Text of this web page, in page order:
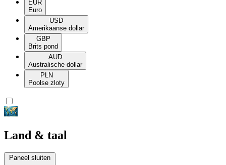
EUR
Euro
USD
Amerikaanse dollar
GBP
Brits pond
AUD
Australische dollar
PLN
Poolse zloty
Land & taal
Paneel sluiten